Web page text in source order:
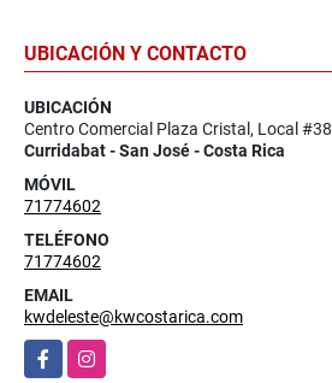
UBICACIÓN Y CONTACTO
UBICACIÓN
Centro Comercial Plaza Cristal, Local #38
Curridabat - San José - Costa Rica
MÓVIL
71774602
TELÉFONO
71774602
EMAIL
kwdeleste@kwcostarica.com
FacebookInstagram